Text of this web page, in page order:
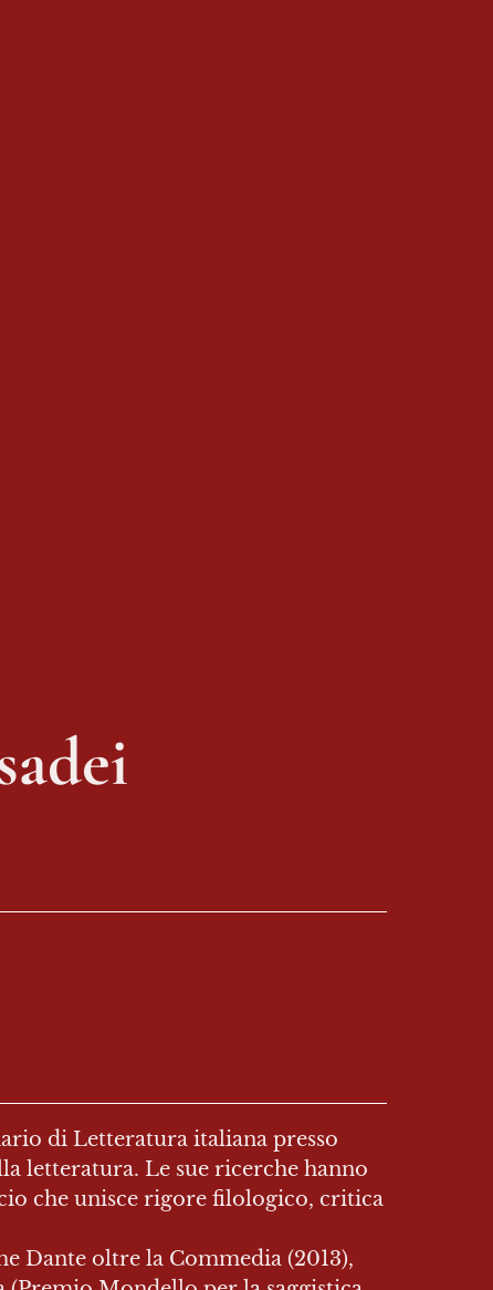
di Letteratura italiana presso
letteratura. Le sue ricerche hanno
che unisce rigore filologico, critica
Dante oltre la Commedia (2013),